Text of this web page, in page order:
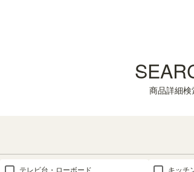
商品詳細検
テレビ台・ローボード キッチ